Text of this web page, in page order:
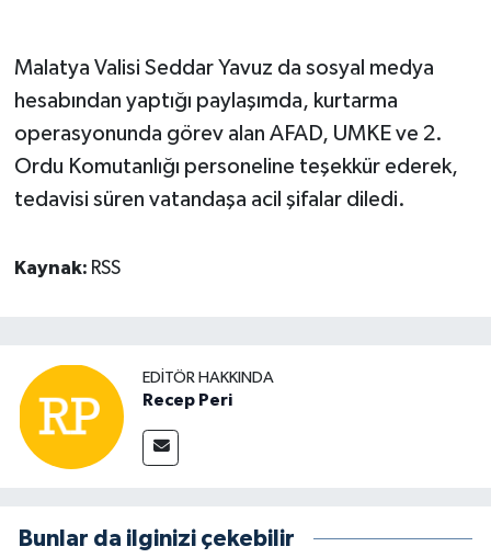
Malatya Valisi Seddar Yavuz da sosyal medya
hesabından yaptığı paylaşımda, kurtarma
operasyonunda görev alan AFAD, UMKE ve 2.
Ordu Komutanlığı personeline teşekkür ederek,
tedavisi süren vatandaşa acil şifalar diledi.
Kaynak: RSS
EDITÖR HAKKINDA
Recep Peri
Bunlar da ilginizi çekebilir